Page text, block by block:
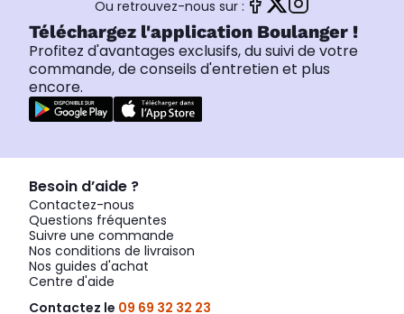
Ou retrouvez-nous sur :
Téléchargez l'application Boulanger !
Profitez d'avantages exclusifs, du suivi de votre
commande, de conseils d'entretien et plus
encore.
Besoin d’aide ?
Contactez-nous
Questions fréquentes
Suivre une commande
Nos conditions de livraison
Nos guides d'achat
Centre d'aide
Contactez le 09 69 32 32 23